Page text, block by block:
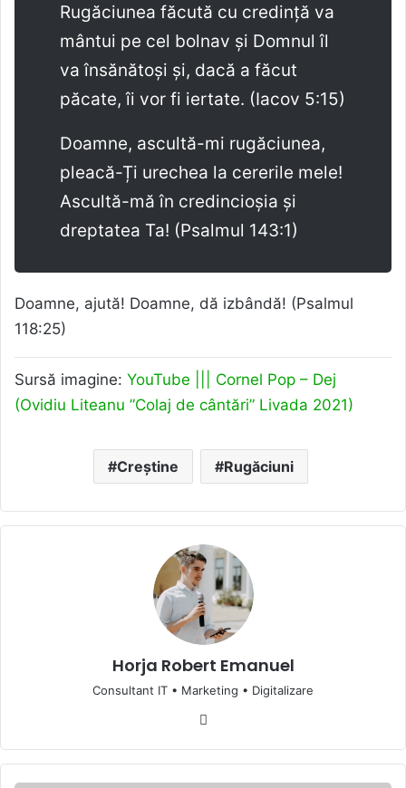
Rugăciunea făcută cu credință va
mântui pe cel bolnav și Domnul îl
va însănătoși și, dacă a făcut
păcate, îi vor fi iertate. (Iacov 5:15)
Doamne, ascultă-mi rugăciunea,
pleacă-Ți urechea la cererile mele!
Ascultă-mă în credincioșia și
dreptatea Ta! (Psalmul 143:1)
Doamne, ajută! Doamne, dă izbândă! (Psalmul
118:25)
Sursă imagine: YouTube ||| Cornel Pop – Dej
(Ovidiu Liteanu ”Colaj de cântări” Livada 2021)
Creștine Rugăciuni
Horja Robert Emanuel
Consultant IT • Marketing • Digitalizare